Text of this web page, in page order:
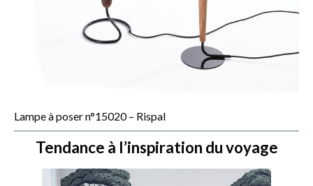
Lampe à poser n°15020 – Rispal
Tendance à l’inspiration du voyage